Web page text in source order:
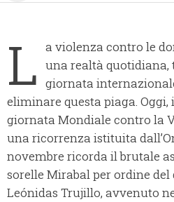
L a violenza contro le
una realtà
giornata
eliminare questa piaga.
giornata Mondiale contro la
una ricorrenza istituita
novembre ricorda il brutale
sorelle Mirabal per ordine
Leónidas Trujillo, avvenuto